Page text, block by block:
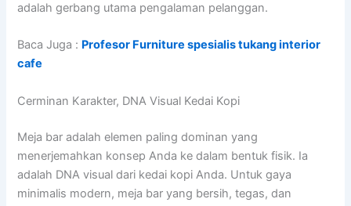
adalah gerbang utama pengalaman pelanggan.
Baca Juga : Profesor Furniture spesialis tukang interior
cafe
Cerminan Karakter, DNA Visual Kedai Kopi
Meja bar adalah elemen paling dominan yang
menerjemahkan konsep Anda ke dalam bentuk fisik. Ia
adalah DNA visual dari kedai kopi Anda. Untuk gaya
minimalis modern, meja bar yang bersih, tegas, dan